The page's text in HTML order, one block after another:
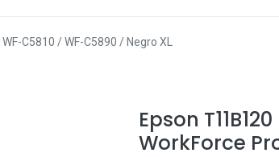
C5810 / WF-C5890 / Negro XL
Epson
WorkForce